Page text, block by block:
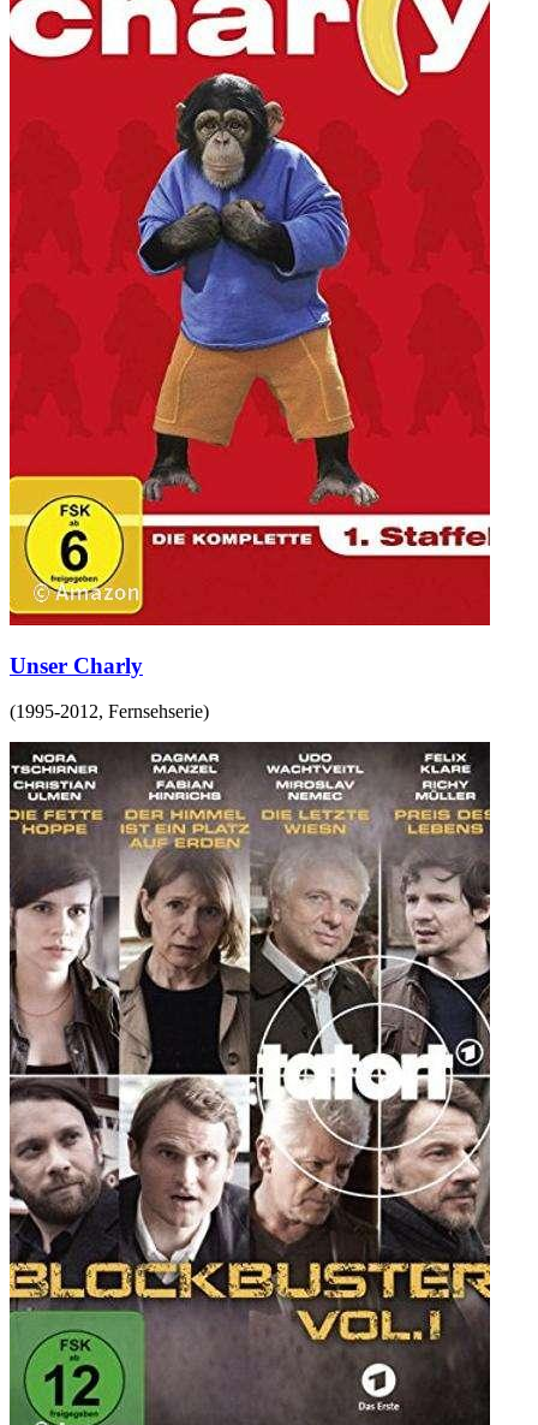
Unser Charly
(1995-2012, Fernsehserie)